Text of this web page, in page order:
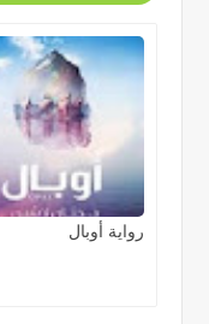
رواية أوبال